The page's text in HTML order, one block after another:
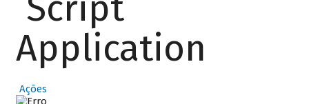
Application
Ações